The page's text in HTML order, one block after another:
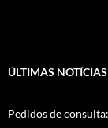
ÚLTIMAS NOTÍCIAS
Pedidos de